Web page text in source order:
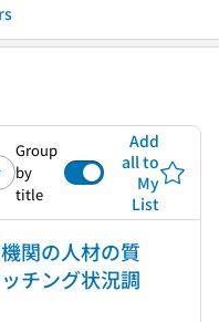
Group
by
title
Add
all to
My
List
関の人材の質
チング状況調